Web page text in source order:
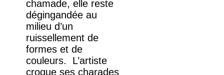
chamade, elle reste
dégingandée au
milieu d’un
ruissellement de
formes et de
couleurs. L’artiste
croque ses charades